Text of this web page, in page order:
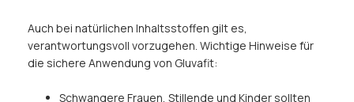
Auch bei natürlichen Inhaltsstoffen gilt es,
verantwortungsvoll vorzugehen. Wichtige Hinweise für
die sichere Anwendung von Gluvafit:
Schwangere Frauen, Stillende und Kinder sollten